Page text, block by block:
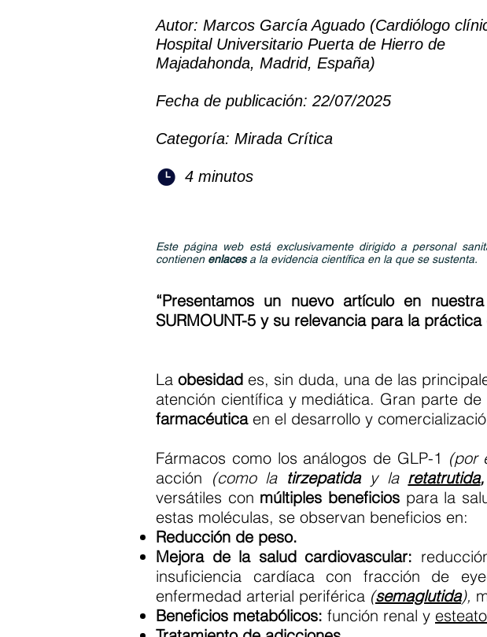
Autor: Marcos García Aguado (Cardiólogo
Hospital Universitario Puerta de Hierro de
Majadahonda, Madrid, España)
Fecha de publicación: 22/07/2025
Categoría: Mirada Crítica
4 minutos
Este página web está exclusivamente dirigido a personal
contienen enlacesa la evidencia científica en la que se sustenta.
“Presentamos un nuevo artículo en
SURMOUNT-5 y su relevancia para la práctica
La obesidad es, sin duda, una de las
atención científica y mediática. Gran parte
farmacéuticaen el desarrollo y
Fármacos como los análogos de GLP-1 (por
acción (como la tirzepatiday la retatrutida,
versátiles con múltiples beneficiospara la
estas moléculas, se observan beneficios en:
Reducción de peso.
Mejora de la salud cardiovascular:
insuficiencia cardíaca con fracción de
enfermedad arterial periférica (semaglutida),
Beneficios metabólicos: función renal y